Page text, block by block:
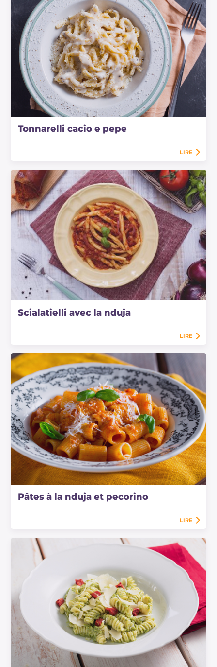
Tonnarelli cacio e pepe
LIRE
Scialatielli avec la nduja
LIRE
Pâtes à la nduja et pecorino
LIRE